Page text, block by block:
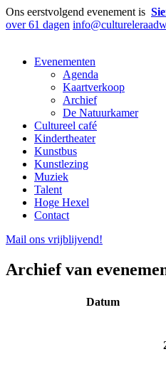
Ons eerstvolgend evenement is
over 61 dagen
Evenementen
Agenda
Kaartverkoop
Archief
De Natuurkamer
Cultureel café
Kindertheater
Kunstbus
Kunstlezing
Muziek
Talent
Hoge Hexel
Contact
Mail ons vrijblijvend!
Archief van
Datum